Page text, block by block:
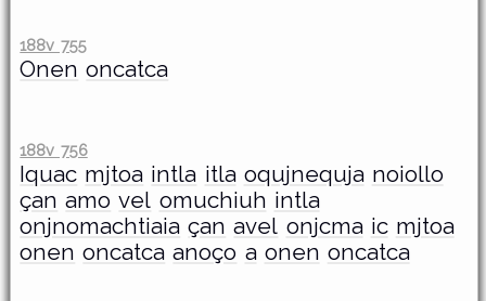
188v 755
Onen oncatca
188v 756
Iquac mjtoa intla itla oqujnequja noiollo
çan amo vel omuchiuh intla
onjnomachtiaia çan avel onjcma ic mjtoa
onen oncatca anoço a onen oncatca